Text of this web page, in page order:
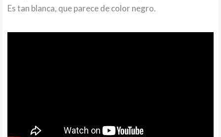
Es tan blanca, que parece de color negro.